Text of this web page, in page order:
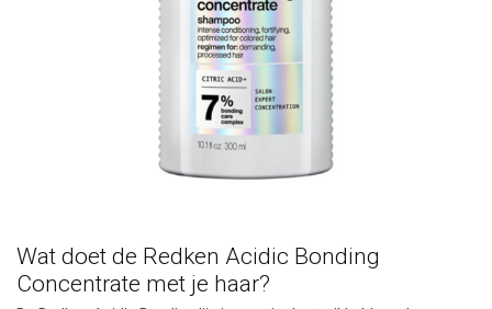
Wat doet de Redken Acidic Bonding
Concentrate met je haar?